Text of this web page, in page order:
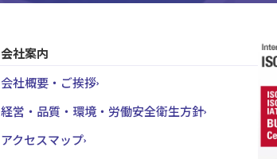
会社案内
会社概要・ご挨拶
経営・品質・環境・労働安全衛生方針
アクセスマップ